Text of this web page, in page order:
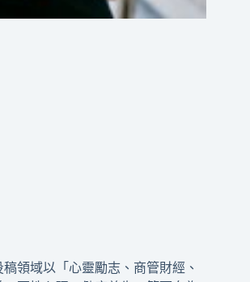
領域以「心靈勵志、商管財經、